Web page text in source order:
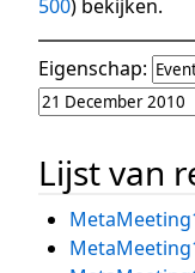
500) bekijken.
Eigenschap:
Lijst van